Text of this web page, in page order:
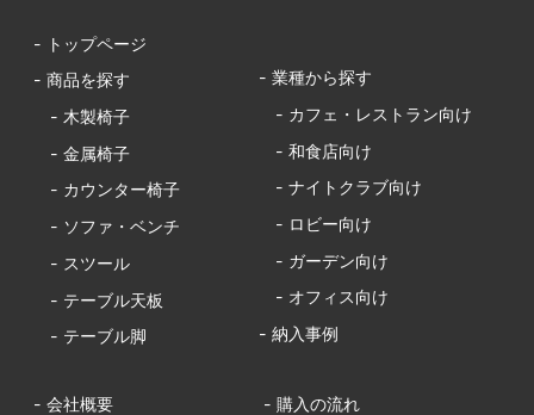
- トップページ
- 商品を探す
- 木製椅子
- 金属椅子
- カウンター椅子
- ソファ・ベンチ
- スツール
- テーブル天板
- テーブル脚
- 業種から探す
- カフェ・レストラン向け
- 和食店向け
- ナイトクラブ向け
- ロビー向け
- ガーデン向け
- オフィス向け
- 納入事例
- 会社概要
- 購入の流れ